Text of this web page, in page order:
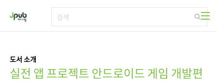
도서 소개
실전 앱 프로젝트 안드로이드 게임 개발편